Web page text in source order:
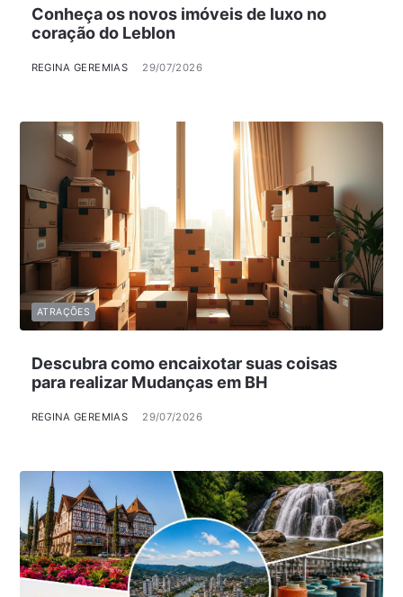
Conheça os novos imóveis de luxo no
coração do Leblon
REGINA GEREMIAS 29/07/2026
Descubra como encaixotar suas coisas
para realizar Mudanças em BH
REGINA GEREMIAS 29/07/2026
ATRAÇÕES